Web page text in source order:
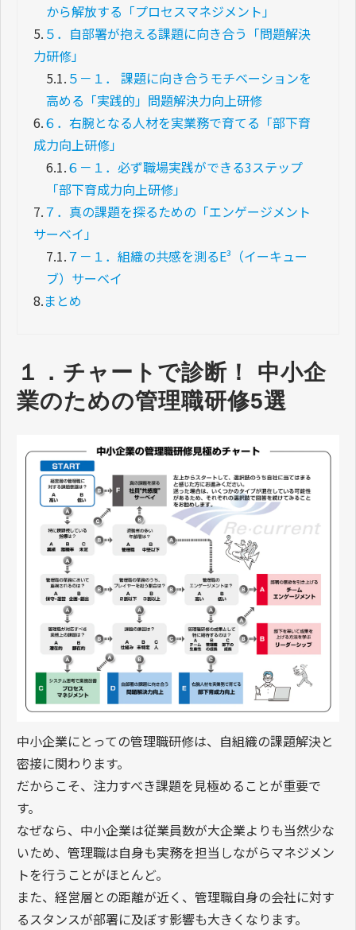
から解放する「プロセスマネジメント」
5. ５．自部署が抱える課題に向き合う「問題解決
力研修」
5.1. ５－１． 課題に向き合うモチベーションを
高める「実践的」問題解決力向上研修
6.６．右腕となる人材を実業務で育てる「部下育
成力向上研修」
6.1.６－１．必ず職場実践ができる3ステップ
「部下育成力向上研修」
7.７．真の課題を探るための「エンゲージメント
サーベイ」
7.1.７－１．組織の共感を測るE³（イーキュー
ブ）サーベイ
8.まとめ
１．チャートで診断！ 中小企
業のための管理職研修5選
中小企業にとっての管理職研修は、自組織の課題解決と
密接に関わります。
だからこそ、注力すべき課題を見極めることが重要で
す。
なぜなら、中小企業は従業員数が大企業よりも当然少な
いため、管理職は自身も実務を担当しながらマネジメン
トを行うことがほとんど。
また、経営層との距離が近く、管理職自身の会社に対す
るスタンスが部署に及ぼす影響も大きくなります。